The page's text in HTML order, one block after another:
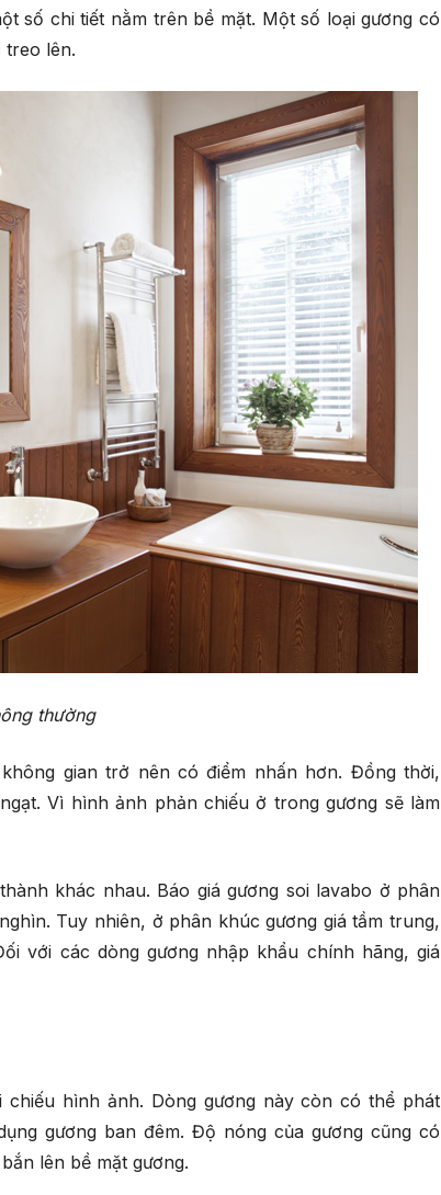
số chi tiết nằm trên bề mặt. Một số loại gương có
lên.
thường
gian trở nên có điểm nhấn hơn. Đồng thời,
Vì hình ảnh phản chiếu ở trong gương sẽ làm
khác nhau. Báo giá gương soi lavabo ở phân
Tuy nhiên, ở phân khúc gương giá tầm trung,
với các dòng gương nhập khẩu chính hãng, giá
hình ảnh. Dòng gương này còn có thể phát
gương ban đêm. Độ nóng của gương cũng có
lên bề mặt gương.